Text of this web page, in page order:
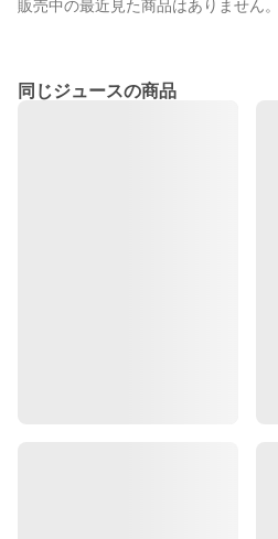
販売中の最近見た商品はありません。
同じジュースの商品